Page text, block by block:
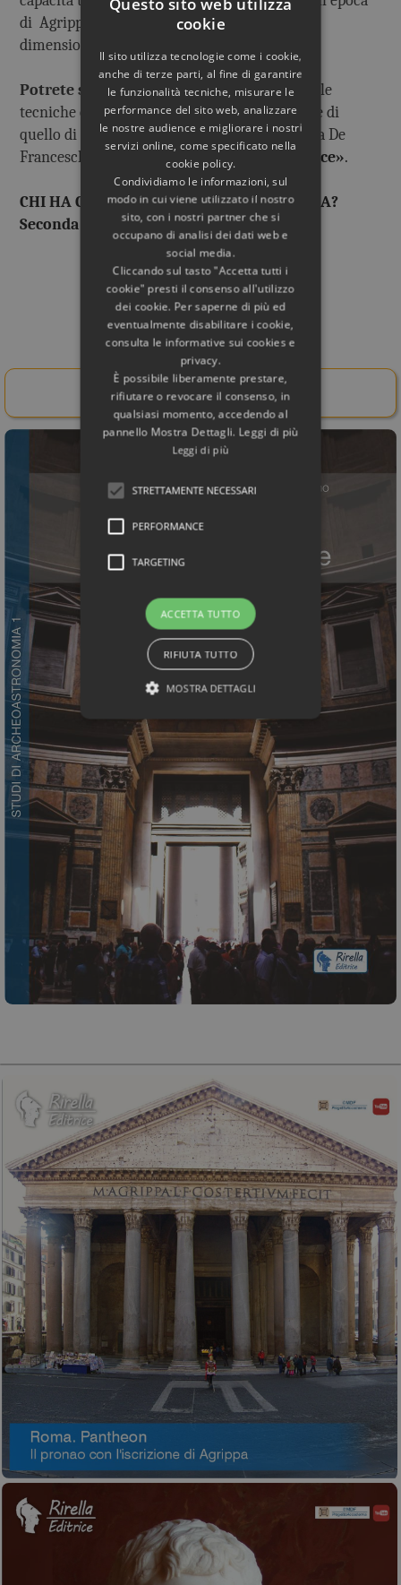
di Agrippa una cupola in muratura di quelle
dimensioni.
Potrete scoprire questi ed altri segreti
sulle
tecniche costruttive del Pantheon di Agrippa e di
quello di Traiano e Adriano nel libro di Marina De
Franceschini
Pantheon. Architettura e Luce».
CHI HA COSTRUITO IL PANTHEON DI ROMA?
Seconda parte >
Rif. Bibliografico
Acquista il libro da qui!
cookie
Il sito utilizza tecnologie come i cookie,
anche di terze parti, al fine di garantire
le funzionalità tecniche, misurare le
performance del sito web, analizzare
le nostre audience e migliorare i nostri
servizi online, come specificato nella
cookie policy.
Condividiamo le informazioni, sul
modo in cui viene utilizzato il nostro
sito, con i nostri partner che si
occupano di analisi dei dati web e
social media.
Cliccando sul tasto "Accetta tutti i
cookie" presti il consenso all'utilizzo
dei cookie. Per saperne di più ed
eventualmente disabilitare i cookie,
consulta le informative sui cookies e
privacy.
È possibile liberamente prestare,
rifiutare o revocare il consenso, in
qualsiasi momento, accedendo al
pannello Mostra Dettagli. Leggi di più
Leggi di più
STRETTAMENTE NECESSARI
PERFORMANCE
TARGETING
ACCETTA TUTTO
RIFIUTA TUTTO
MOSTRA DETTAGLI